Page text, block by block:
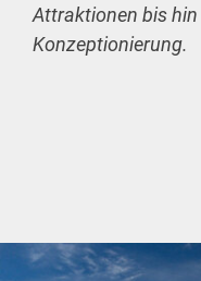
Attraktionen bis
Konzeptionierung.